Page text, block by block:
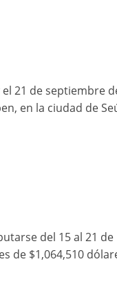
el 21 de septiembre
en la ciudad de
del 15 al 21 de
de $1,064,510